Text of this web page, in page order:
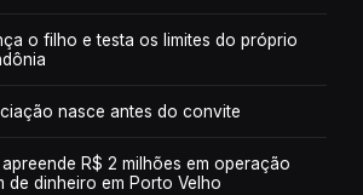
o filho e testa os limites do próprio
nasce antes do convite
R$ 2 milhões em operação
de dinheiro em Porto Velho